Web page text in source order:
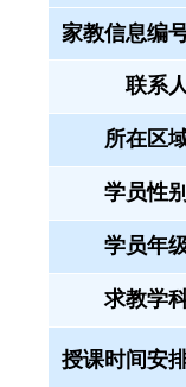
家教信息编
联系
所在区
学员性
学员年
求教学
授课时间安